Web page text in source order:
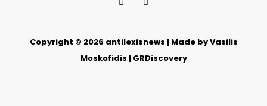
Copyright © 2026 antilexisnews | Made by Vasilis
Moskofidis | GRDiscovery